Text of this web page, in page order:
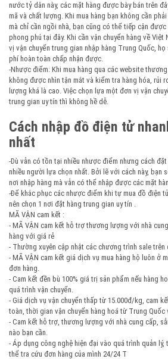
nước tỷ dân này, các mặt hàng được bày bán trên
mã và chất lượng. Khi mua hàng bạn không cần
mà chỉ cần ngồi nhà, bạn cũng có thể tiếp cận
phong phú tại đây. Khi cần vận chuyển hàng về Việt
vị vận chuyển trung gian nhập hàng Trung Quốc,
phí hoàn toàn chấp nhận được.
-Nhược điểm: Khi mua hàng qua các website
không được nhìn tận mắt và kiểm tra hàng hóa, rủi
lượng khá là cao. Việc chọn lựa một đơn vị vận
trung gian uy tín thì không hề dễ.
Cách nhập đồ điện tử
nhất
-Dù vẫn có tồn tại nhiều nhược điểm nhưng cách
nhiều người lựa chọn nhất. Bởi lẽ với cách này, bạn
nơi nhập hàng mà vẫn có thể nhập được các mặt
-Để khắc phục các nhược điểm khi tự mua đồ điện
nên chọn 1 nơi đặt hàng trung gian uy tín .
MÃ VẬN cam kết :
- MÃ VẬN cam kết hỗ trợ thương lượng với nhà
hàng với giá rẻ
- Thường xuyên cập nhật các chương trình sale
- MÃ VẬN cam kết giá dịch vụ mua hàng hộ luôn ở
đơn hàng.
- Cam kết đền bù 100% giá trị sản phẩm nếu hàng
quá trình vận chuyển.
- Giá dịch vụ vận chuyển thấp từ 15.000đ/kg, cam
toàn, thời gian vận chuyển hàng hoá từ Trung Quốc
- Cam kết hỗ trợ, thương lượng với nhà cung cấp,
nào bạn cần.
- Áp dụng công nghệ hiện đại vào quá trình quản
thể tra cứu đơn hàng của mình 24/24 T